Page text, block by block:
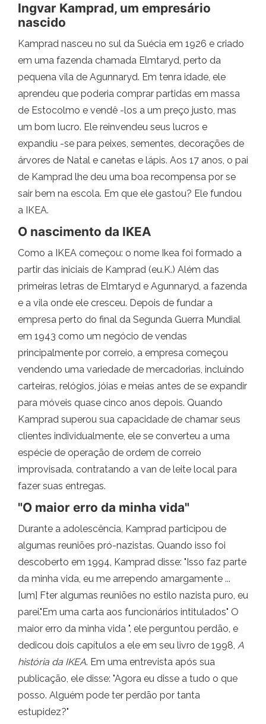
Ingvar Kamprad, um empresário
nascido
Kamprad nasceu no sul da Suécia em 1926 e criado
em uma fazenda chamada Elmtaryd, perto da
pequena vila de Agunnaryd. Em tenra idade, ele
aprendeu que poderia comprar partidas em massa
de Estocolmo e vendê -los a um preço justo, mas
um bom lucro. Ele reinvendeu seus lucros e
expandiu -se para peixes, sementes, decorações de
árvores de Natal e canetas e lápis. Aos 17 anos, o pai
de Kamprad lhe deu uma boa recompensa por se
sair bem na escola. Em que ele gastou? Ele fundou
a IKEA.
O nascimento da IKEA
Como a IKEA começou: o nome Ikea foi formado a
partir das iniciais de Kamprad (eu.K.) Além das
primeiras letras de Elmtaryd e Agunnaryd, a fazenda
e a vila onde ele cresceu. Depois de fundar a
empresa perto do final da Segunda Guerra Mundial
em 1943 como um negócio de vendas
principalmente por correio, a empresa começou
vendendo uma variedade de mercadorias, incluindo
carteiras, relógios, jóias e meias antes de se expandir
para móveis quase cinco anos depois. Quando
Kamprad superou sua capacidade de chamar seus
clientes individualmente, ele se converteu a uma
espécie de operação de ordem de correio
improvisada, contratando a van de leite local para
fazer suas entregas.
"O maior erro da minha vida"
Durante a adolescência, Kamprad participou de
algumas reuniões pró-nazistas. Quando isso foi
descoberto em 1994, Kamprad disse: "Isso faz parte
da minha vida, eu me arrependo amargamente ...
[um] Fter algumas reuniões no estilo nazista puro, eu
parei."Em uma carta aos funcionários intitulados" O
maior erro da minha vida ", ele perguntou perdão, e
dedicou dois capítulos a ele em seu livro de 1998, A
história da IKEA. Em uma entrevista após sua
publicação, ele disse: "Agora eu disse a tudo o que
posso. Alguém pode ter perdão por tanta
estupidez?"